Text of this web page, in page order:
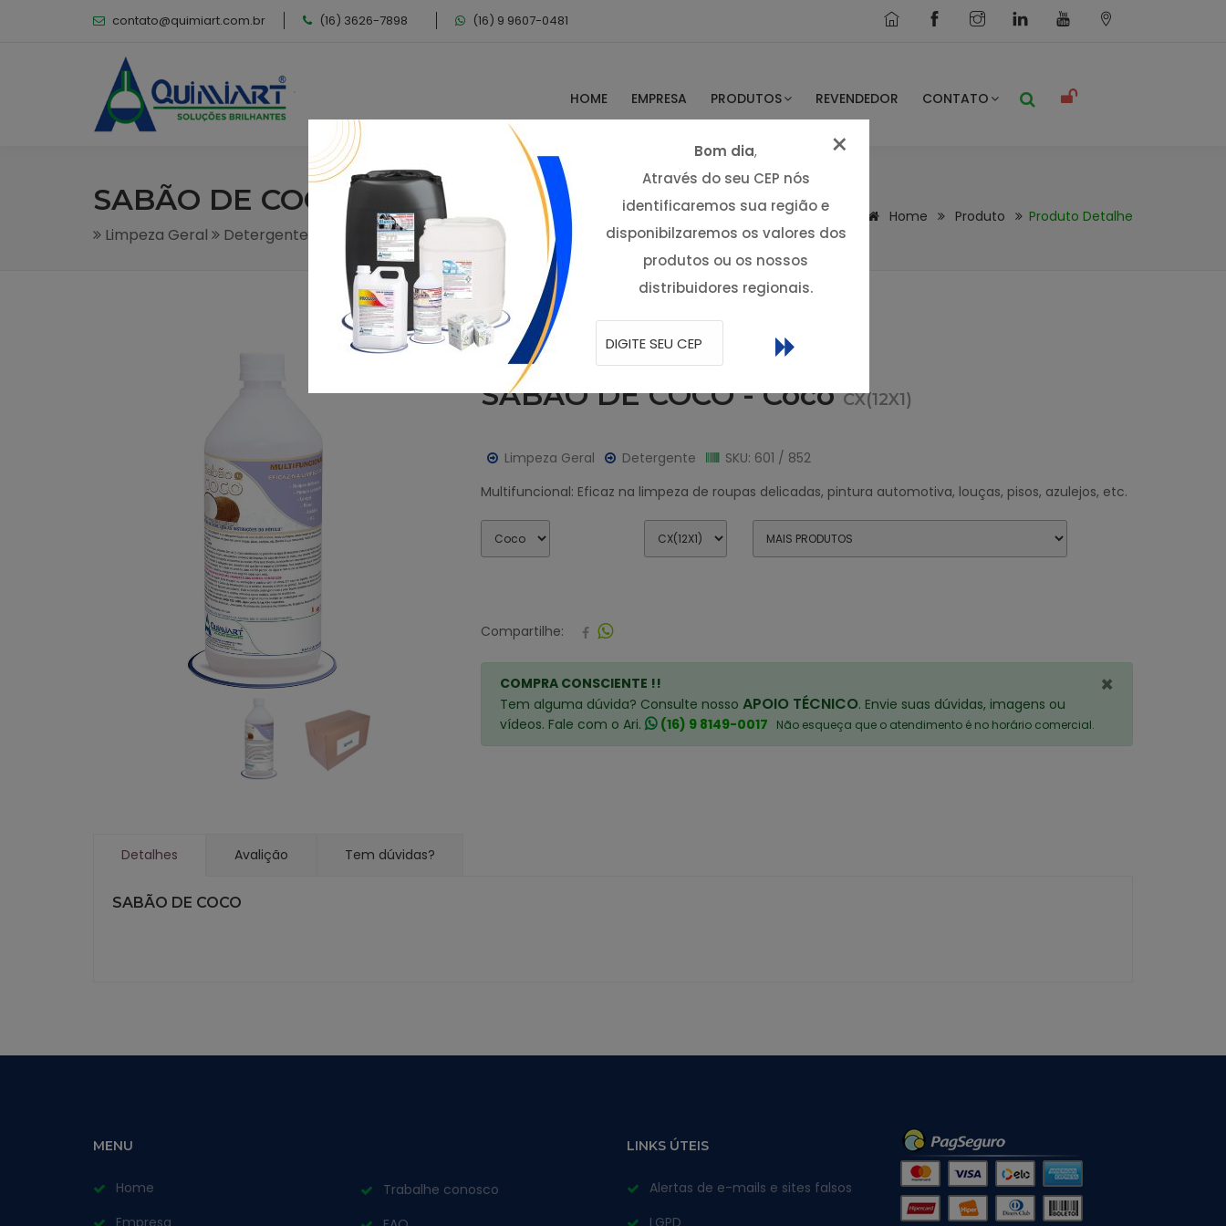
contato@quimiart.com.br (16) 3626-7898 (16) 9 9607-0481
HOME EMPRESA PRODUTOS REVENDEDOR CONTATO
SABÃO DE COCO
Limpeza Geral Detergente
Home Produto Produto Detalhe
×
Bom dia,
Através do seu CEP nós
identificaremos sua região e
disponibilzaremos os valores dos
produtos ou os nossos
distribuidores regionais.
SABÃO DE COCO - CocoCX(12X1)
Limpeza Geral Detergente
SKU: 601 / 852
Multifuncional: Eficaz na limpeza de roupas delicadas, pintura automotiva, louças, pisos, azulejos, etc.
Compartilhe:
×
COMPRA CONSCIENTE !!
Tem alguma dúvida? Consulte nosso APOIO TÉCNICO. Envie suas dúvidas, imagens ou
vídeos. Fale com o Ari.
(16) 9 8149-0017 Não esqueça que o atendimento é no horário comercial.
Detalhes Avalição Tem dúvidas?
SABÃO DE COCO
MENU
Home
Empresa
Trabalhe conosco
LINKS ÚTEIS
Alertas de e-mails e sites falsos
LGPD